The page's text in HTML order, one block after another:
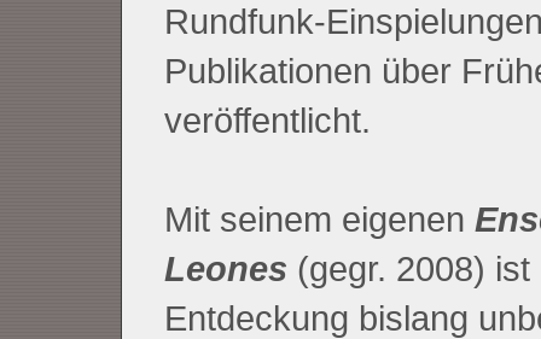
Rundfunk-
Publikationen über
veröffentlicht.
Mit seinem eigenen
Leones (gegr. 2008) ist
Entdeckung bislang